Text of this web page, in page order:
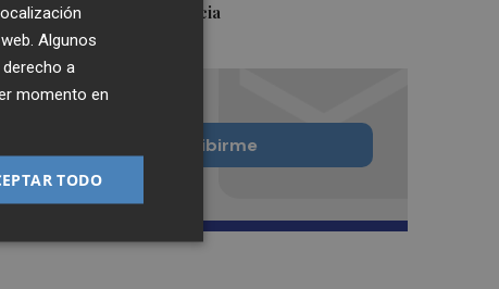
puerto de Valencia
Quiero suscribirme
Algunos
a
momento en
TODO